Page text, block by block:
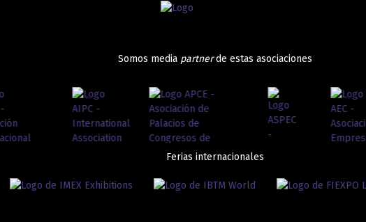
Somos media partnerde estas asociaciones
Ferias internacionales